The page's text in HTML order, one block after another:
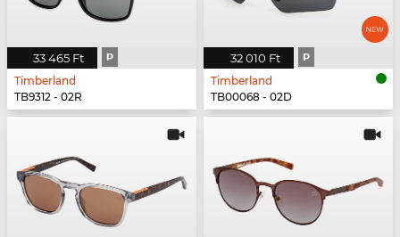
33 465 Ft P
Timberland
TB9312 - 02R
32 010 Ft P
Timberland
TB00068 - 02D